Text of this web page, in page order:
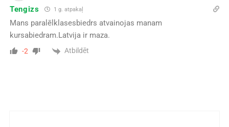
Tengizs 1 g. atpakaļ
Mans paralēlklasesbiedrs atvainojas manam
kursabiedram.Latvija ir maza.
-2 Atbildēt